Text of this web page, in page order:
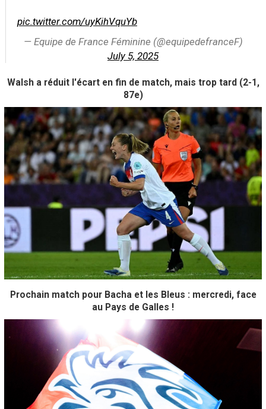
pic.twitter.com/uyKihVquYb
— Equipe de France Féminine (@equipedefranceF)
July 5, 2025
Walsh a réduit l'écart en fin de match, mais trop tard (2-1,
87e)
Prochain match pour Bacha et les Bleus : mercredi, face
au Pays de Galles !